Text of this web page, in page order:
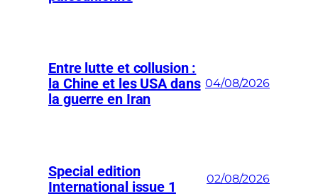
Entre lutte et collusion :
la Chine et les USA dans
la guerre en Iran
04/08/2026
Special edition
International issue 1
02/08/2026